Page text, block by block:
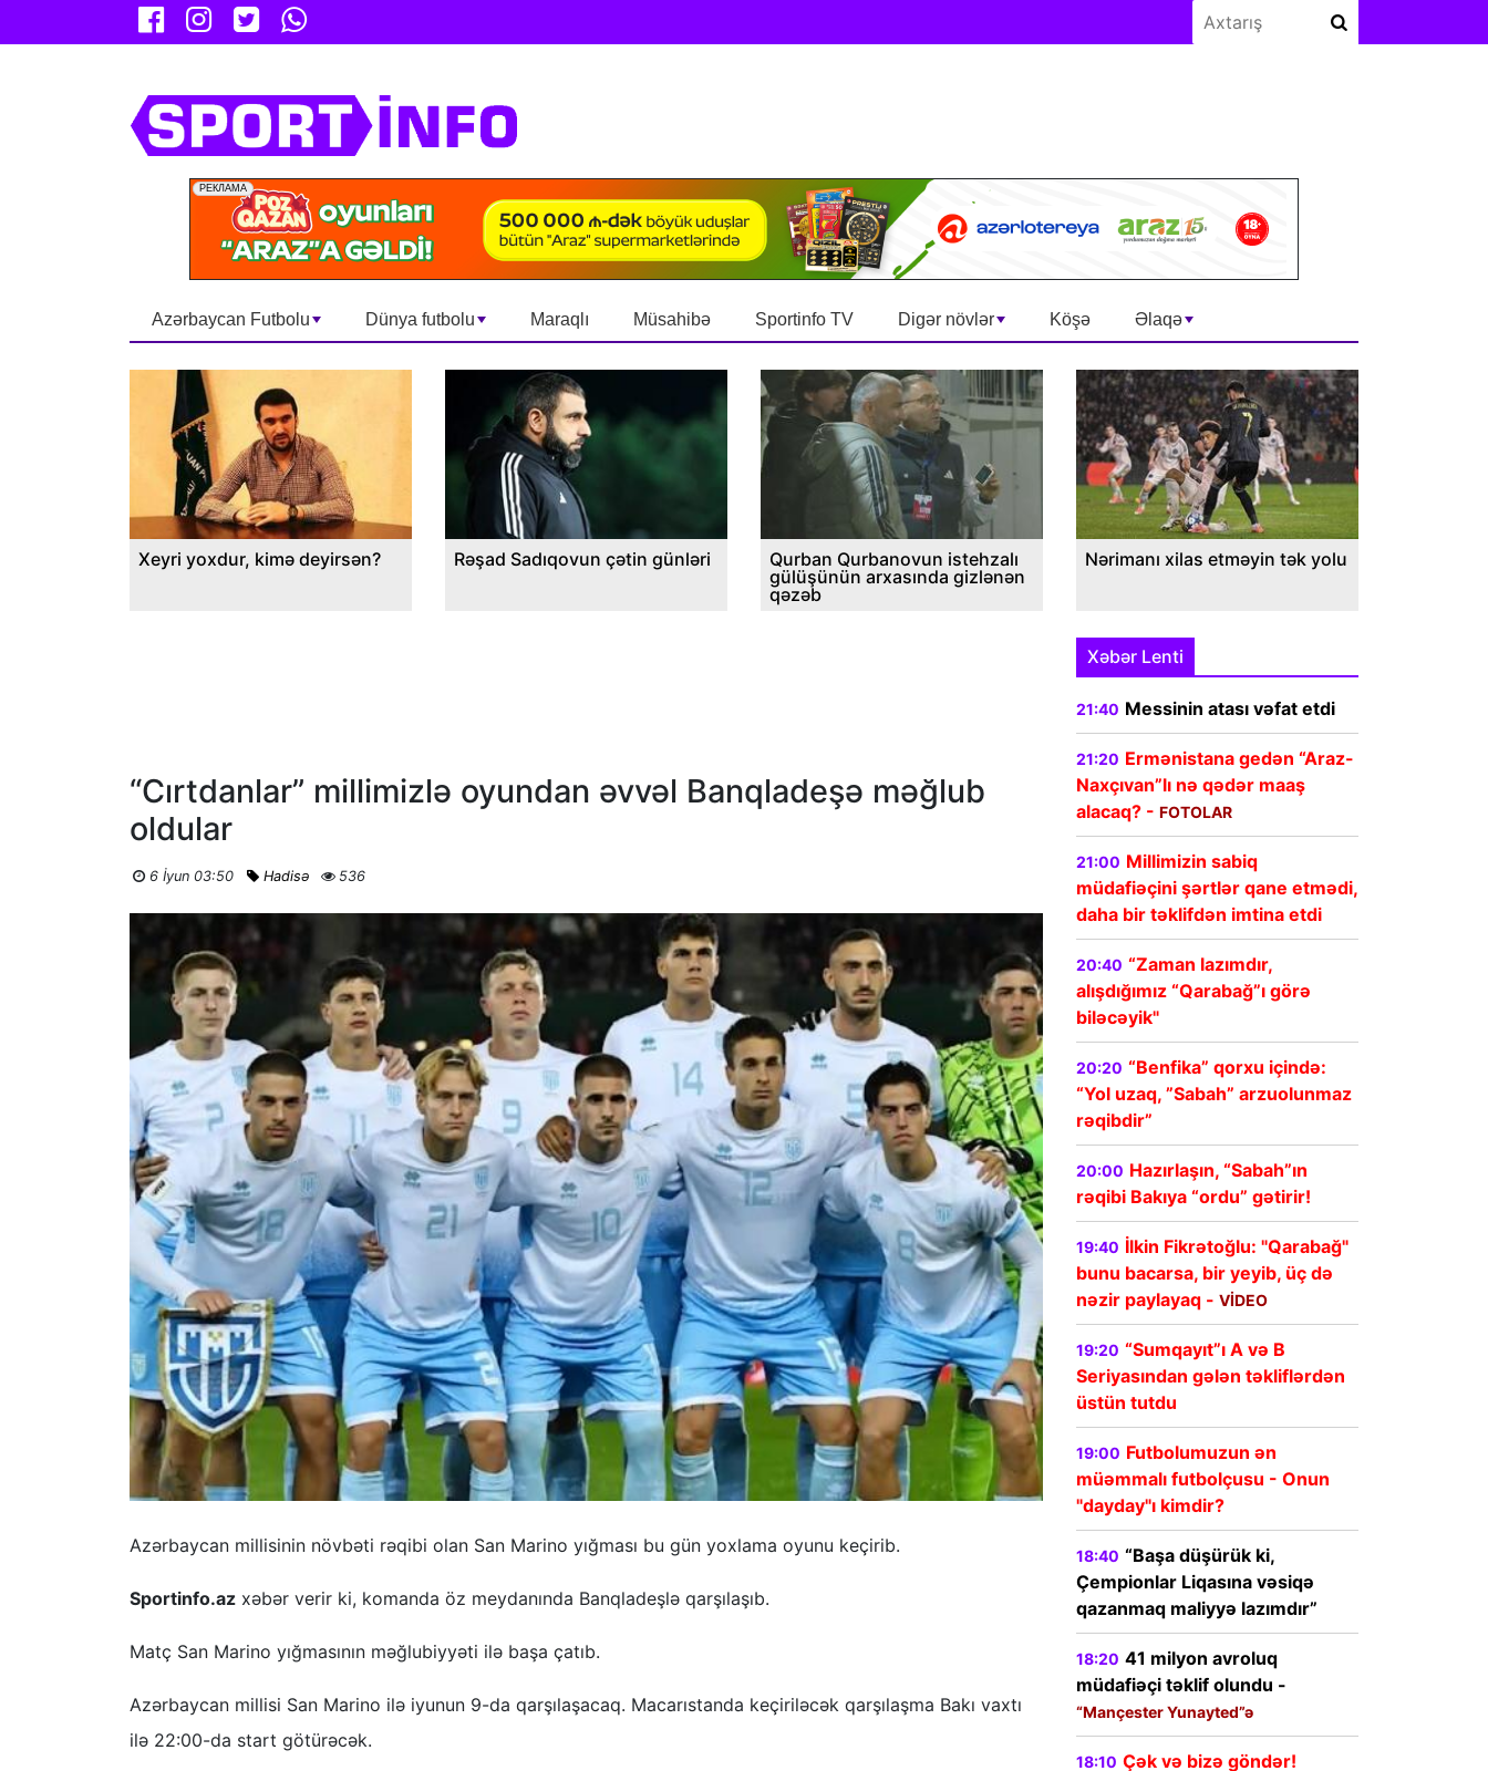
Azərbaycan Futbolu Dünya futbolu Maraqlı Müsahibə Sportinfo TV Digər növlər Köşə Əlaqə
Xeyri yoxdur, kimə deyirsən? Rəşad Sadıqovun çətin günləri
Qurban Qurbanovun istehzalı
gülüşünün arxasında gizlənən
qəzəb
Nərimanı xilas etməyin tək yolu
“Cırtdanlar” millimizlə oyundan əvvəl Banqladeşə məğlub
oldular
6 İyun 03:50 Hadisə 536
Azərbaycan millisinin növbəti rəqibi olan San Marino yığması bu gün yoxlama oyunu keçirib.
Sportinfo.az xəbər verir ki, komanda öz meydanında Banqladeşlə qarşılaşıb.
Matç San Marino yığmasının məğlubiyyəti ilə başa çatıb.
Azərbaycan millisi San Marino ilə iyunun 9-da qarşılaşacaq. Macarıstanda keçiriləcək qarşılaşma Bakı vaxtı
ilə 22:00-da start götürəcək.
Xəbər Lenti
21:40 Messinin atası vəfat etdi
21:20 Ermənistana gedən “Araz-
Naxçıvan”lı nə qədər maaş
alacaq? - FOTOLAR
21:00 Millimizin sabiq
müdafiəçini şərtlər qane etmədi,
daha bir təklifdən imtina etdi
20:40 “Zaman lazımdır,
alışdığımız “Qarabağ”ı görə
biləcəyik"
20:20 “Benfika” qorxu içində:
“Yol uzaq, ”Sabah” arzuolunmaz
rəqibdir”
20:00 Hazırlaşın, “Sabah”ın
rəqibi Bakıya “ordu” gətirir!
19:40 İlkin Fikrətoğlu: "Qarabağ"
bunu bacarsa, bir yeyib, üç də
nəzir paylayaq - VİDEO
19:20 “Sumqayıt”ı A və B
Seriyasından gələn təkliflərdən
üstün tutdu
19:00 Futbolumuzun ən
müəmmalı futbolçusu - Onun
"dayday"ı kimdir?
18:40 “Başa düşürük ki,
Çempionlar Liqasına vəsiqə
qazanmaq maliyyə lazımdır”
18:20 41 milyon avroluq
müdafiəçi təklif olundu -
“Mançester Yunayted”ə
18:10 Çək və bizə göndər!